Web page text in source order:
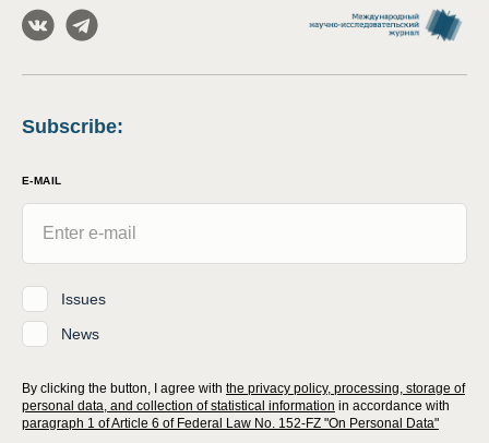
Subscribe:
E-MAIL
Issues
News
By clicking the button, I agree with the privacy policy, processing, storage of
personal data, and collection of statistical information in accordance with
paragraph 1 of Article 6 of Federal Law No. 152-FZ "On Personal Data"